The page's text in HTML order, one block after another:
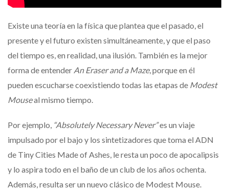
Existe una teoría en la física que plantea que el pasado, el
presente y el futuro existen simultáneamente, y que el paso
del tiempo es, en realidad, una ilusión. También es la mejor
forma de entender An Eraser and a Maze, porque en él
pueden escucharse coexistiendo todas las etapas de Modest
Mouseal mismo tiempo.
Por ejemplo, “Absolutely Necessary Never”es un viaje
impulsado por el bajo y los sintetizadores que toma el ADN
de Tiny Cities Made of Ashes, le resta un poco de apocalipsis
y lo aspira todo en el baño de un club de los años ochenta.
Además, resulta ser un nuevo clásico de Modest Mouse.